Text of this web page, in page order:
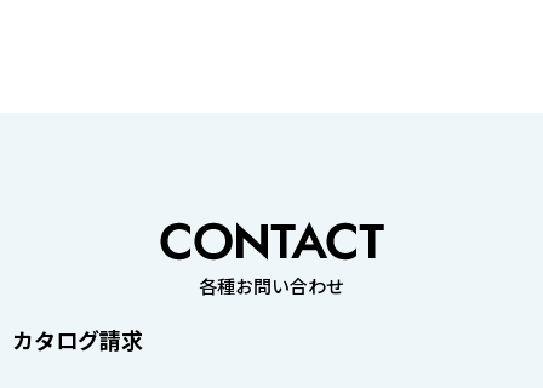
各種お問い合わせ
カタログ請求